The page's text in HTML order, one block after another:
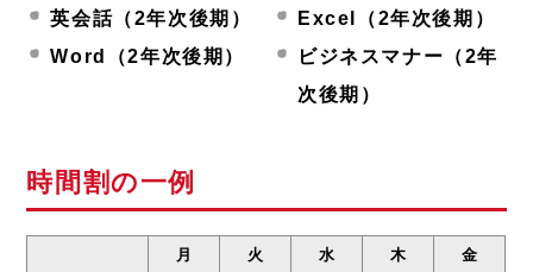
英会話（2年次後期）
Excel（2年次後期）
Word（2年次後期）
ビジネスマナー（2年
次後期）
時間割の一例
月 火 水 木 金